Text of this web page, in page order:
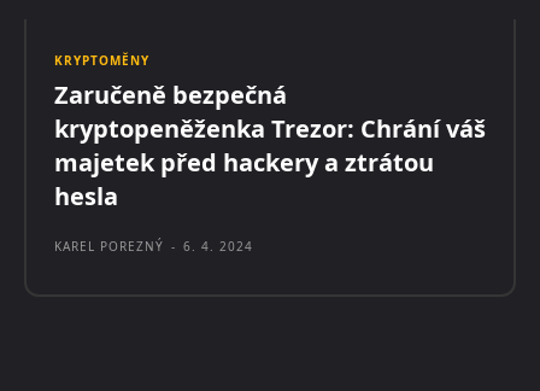
KRYPTOMĚNY
Zaručeně bezpečná
kryptopeněženka Trezor: Chrání váš
majetek před hackery a ztrátou
hesla
KAREL POREZNÝ - 6. 4. 2024